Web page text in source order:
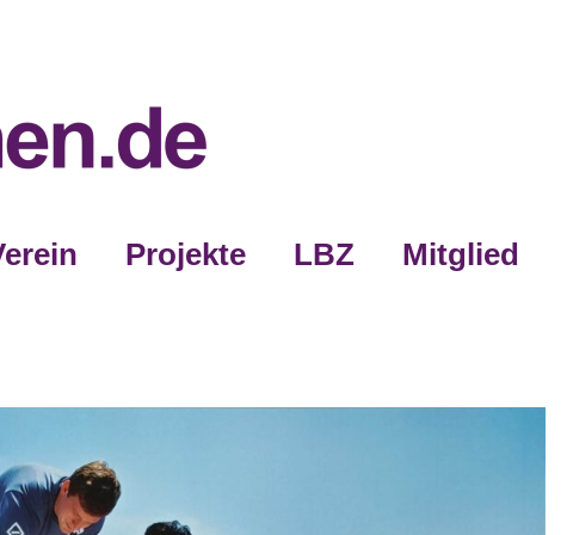
Projekte LBZ Mitglied